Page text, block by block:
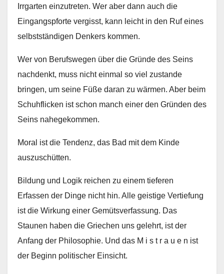
Irrgarten einzutreten. Wer aber dann auch die
Eingangspforte vergisst, kann leicht in den Ruf eines
selbstständigen Denkers kommen.
Wer von Berufswegen über die Gründe des Seins
nachdenkt, muss nicht einmal so viel zustande
bringen, um seine Füße daran zu wärmen. Aber beim
Schuhflicken ist schon manch einer den Gründen des
Seins nahegekommen.
Moral ist die Tendenz, das Bad mit dem Kinde
auszuschütten.
Bildung und Logik reichen zu einem tieferen
Erfassen der Dinge nicht hin. Alle geistige Vertiefung
ist die Wirkung einer Gemütsverfassung. Das
Staunen haben die Griechen uns gelehrt, ist der
Anfang der Philosophie. Und das M i s t r a u e n ist
der Beginn politischer Einsicht.